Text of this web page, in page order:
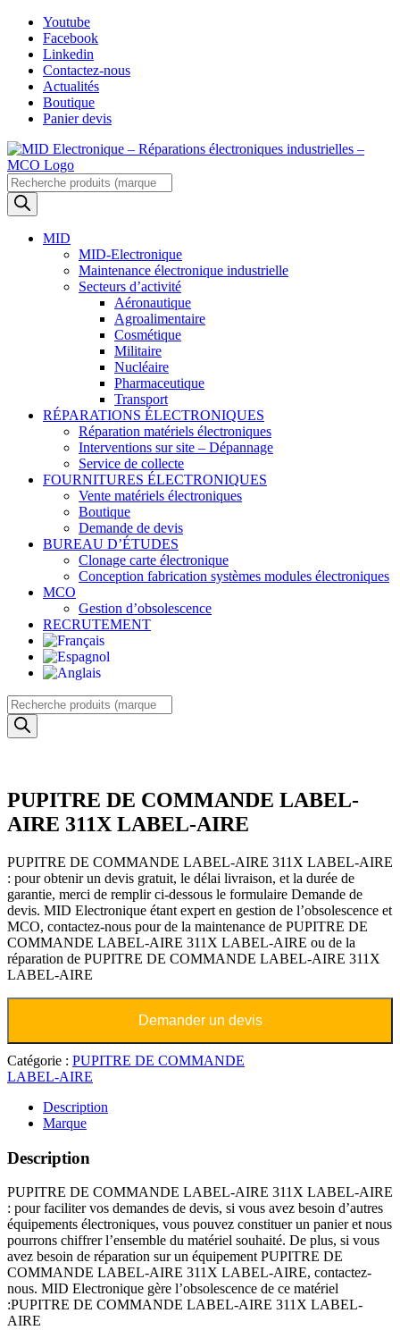
Skip
content
Youtube
Facebook
Linkedin
Contactez-nous
Actualités
Boutique
Panier devis
Recherche
de
produits
MID
MID-Electronique
Maintenance électronique industrielle
Secteurs d’activité
Aéronautique
Agroalimentaire
Cosmétique
Militaire
Nucléaire
Pharmaceutique
Transport
RÉPARATIONS ÉLECTRONIQUES
Réparation matériels électroniques
Interventions sur site – Dépannage
Service de collecte
FOURNITURES ÉLECTRONIQUES
Vente matériels électroniques
Boutique
Demande de devis
BUREAU D’ÉTUDES
Clonage carte électronique
Conception fabrication systèmes modules électroniques
MCO
Gestion d’obsolescence
RECRUTEMENT
Recherche
de
produits
PUPITRE DE COMMANDE LABEL-
AIRE 311X LABEL-AIRE
PUPITRE DE COMMANDE LABEL-AIRE 311X LABEL-AIRE
: pour obtenir un devis gratuit, le délai livraison, et la durée de
garantie, merci de remplir ci-dessous le formulaire Demande de
devis. MID Electronique étant expert en gestion de l’obsolescence et
MCO, contactez-nous pour de la maintenance de PUPITRE DE
COMMANDE LABEL-AIRE 311X LABEL-AIRE ou de la
réparation de PUPITRE DE COMMANDE LABEL-AIRE 311X
LABEL-AIRE
Demander un devis
Catégorie : PUPITRE DE COMMANDE
LABEL-AIRE
Description
Marque
Description
PUPITRE DE COMMANDE LABEL-AIRE 311X LABEL-AIRE
: pour faciliter vos demandes de devis, si vous avez besoin d’autres
équipements électroniques, vous pouvez constituer un panier et nous
pourrons chiffrer l’ensemble du matériel souhaité. De plus, si vous
avez besoin de réparation sur un équipement PUPITRE DE
COMMANDE LABEL-AIRE 311X LABEL-AIRE, contactez-
nous. MID Electronique gère l’obsolescence de ce matériel
:PUPITRE DE COMMANDE LABEL-AIRE 311X LABEL-
AIRE